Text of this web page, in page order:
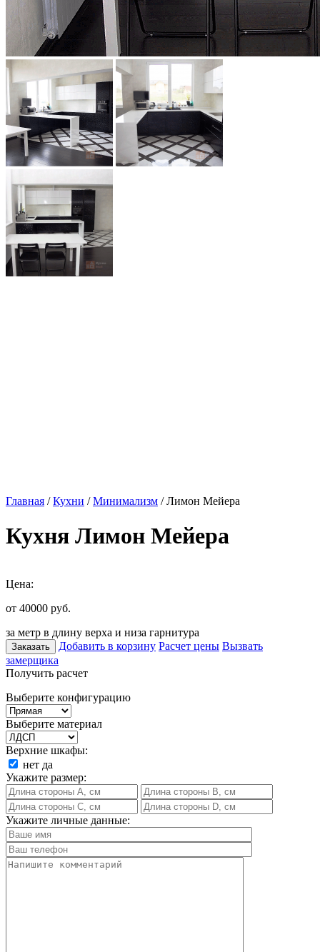
Главная /Кухни /Минимализм / Лимон Мейера
Кухня Лимон Мейера
Цена:
от 40000 руб.
за метр в длину верха и низа гарнитура
Заказать Добавить в корзину Расчет цены Вызвать
замерщика
Получить расчет
Выберите конфигурацию
Выберите материал
Верхние шкафы:
нет да
Укажите размер:
Укажите личные данные: